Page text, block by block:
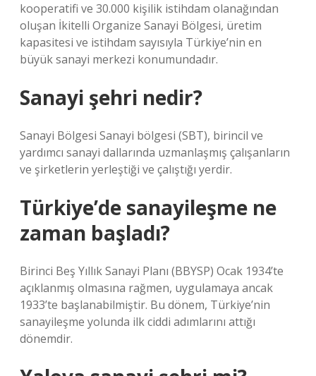
kooperatifi ve 30.000 kişilik istihdam olanağından
oluşan İkitelli Organize Sanayi Bölgesi, üretim
kapasitesi ve istihdam sayısıyla Türkiye’nin en
büyük sanayi merkezi konumundadır.
Sanayi şehri nedir?
Sanayi Bölgesi Sanayi bölgesi (SBT), birincil ve
yardımcı sanayi dallarında uzmanlaşmış çalışanların
ve şirketlerin yerleştiği ve çalıştığı yerdir.
Türkiye’de sanayileşme ne
zaman başladı?
Birinci Beş Yıllık Sanayi Planı (BBYSP) Ocak 1934’te
açıklanmış olmasına rağmen, uygulamaya ancak
1933’te başlanabilmiştir. Bu dönem, Türkiye’nin
sanayileşme yolunda ilk ciddi adımlarını attığı
dönemdir.